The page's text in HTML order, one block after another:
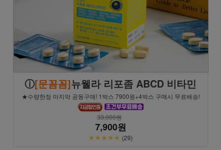
ⓘ[문꼼꼼]뉴웰라 리포좀 ABCD 비타민
★수량한정 마지막 공동구매! 1박스 7900원+4박스 구매시 무료배송!
33,000원
7,900원
★★★★★ (29)